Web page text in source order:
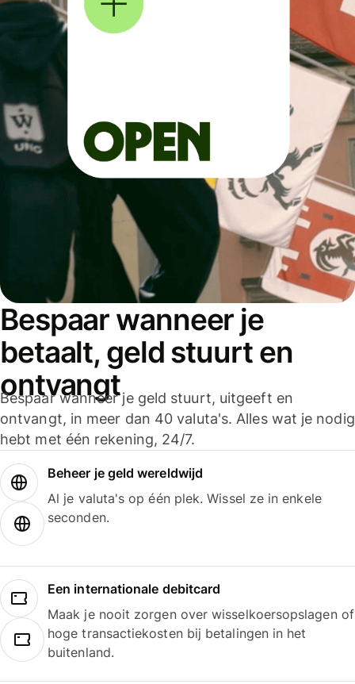
Bespaar wanneer je
betaalt, geld stuurt en
ontvangt
Bespaar wanneer je geld stuurt, uitgeeft en
ontvangt, in meer dan 40 valuta's. Alles wat je nodig
hebt met één rekening, 24/7.
Beheer je geld wereldwijd
Al je valuta's op één plek. Wissel ze in enkele
seconden.
Een internationale debitcard
Maak je nooit zorgen over wisselkoersopslagen of
hoge transactiekosten bij betalingen in het
buitenland.